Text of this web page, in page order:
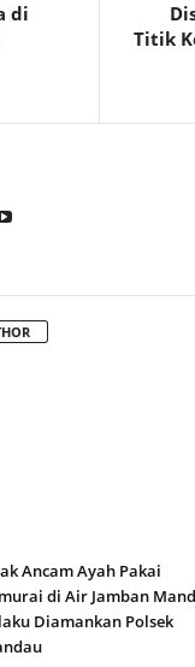
di
Titik
Ancam Ayah Pakai
di Air Jamban
Diamankan Polsek